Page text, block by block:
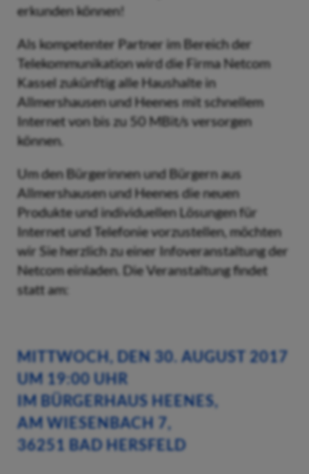
erkunden können!
Als kompetenter Partner im Bereich der
Telekommunikation wird die Firma Netcom
Kassel zukünftig alle Haushalte in
Allmershausen und Heenes mit schnellem
Internet von bis zu 50 MBit/s versorgen
können.
Um den Bürgerinnen und Bürgern aus
Allmershausen und Heenes die neuen
Produkte und individuellen Lösungen für
Internet und Telefonie vorzustellen, möchten
wir Sie herzlich zu einer Infoveranstaltung der
Netcom einladen. Die Veranstaltung findet
statt am:
MITTWOCH, DEN 30. AUGUST 2017
UM 19:00 UHR
IM BÜRGERHAUS HEENES,
AM WIESENBACH 7,
36251 BAD HERSFELD